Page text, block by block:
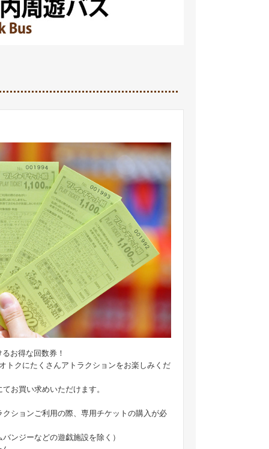
お得な回数券！
トクにたくさんアトラクションをお楽しみくだ
お買い求めいただけます。
ションご利用の際、専用チケットの購入が必
ンジーなどの遊戯施設を除く）